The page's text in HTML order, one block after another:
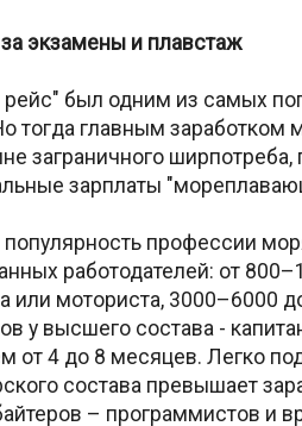
экзамены и плавстаж
рейс" был одним из самых
тогда главным заработком
заграничного
зарплаты
профессии
работодателей: от
или моториста, 3000–6000
у высшего состава -
от 4 до 8 месяцев. Легко
состава превышает
– программистов и